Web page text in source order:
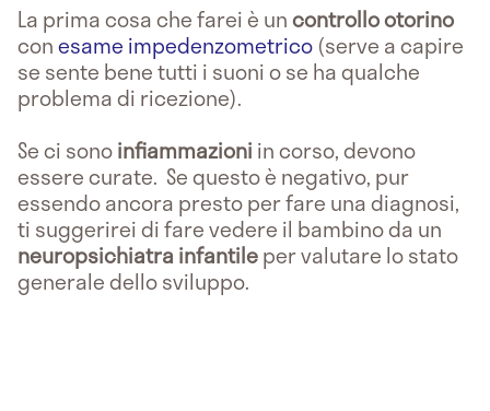
La prima cosa che farei è uncontrollo otorino
conesame impedenzometrico (serve a capire
se sente bene tutti i suoni o se ha qualche
problema di ricezione).
Se ci sonoinfiammazioni in corso, devono
essere curate. Se questo è negativo, pur
essendo ancora presto per fare una diagnosi,
ti suggerirei di fare vedere il bambino da un
neuropsichiatra infantileper valutare lo stato
generale dello sviluppo.